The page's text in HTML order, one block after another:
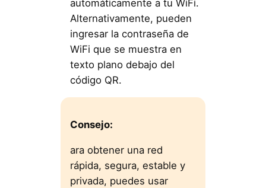
automáticamente a tu WiFi.
Alternativamente, pueden
ingresar la contraseña de
WiFi que se muestra en
texto plano debajo del
código QR.
Consejo:
ara obtener una red
rápida, segura, estable y
privada, puedes usar